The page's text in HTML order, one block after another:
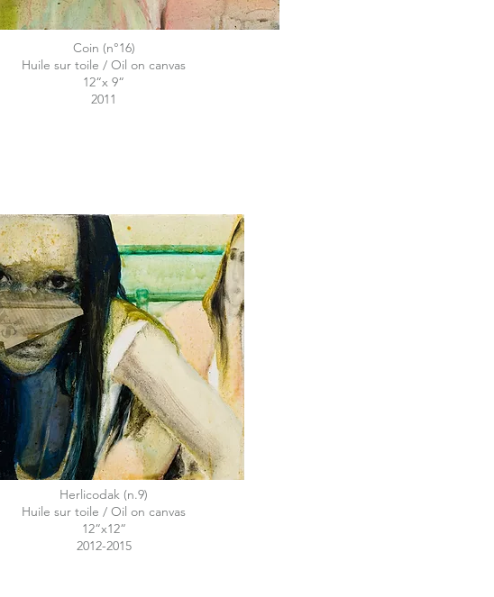
Coin (n°16)
Huile sur toile / Oil on canvas
12“x 9“
2011
Herlicodak (n.9)
Huile sur toile / Oil on canvas
12“x12“
2012-2015